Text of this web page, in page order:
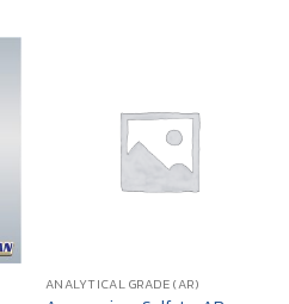
ANALYTICAL GRADE (AR)